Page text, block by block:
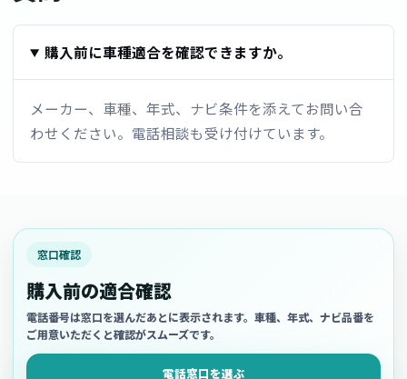
購入前に車種適合を確認できますか。
メーカー、車種、年式、ナビ条件を添えてお問い合
わせください。電話相談も受け付けています。
窓口確認
購入前の適合確認
電話番号は窓口を選んだあとに表示されます。車種、年式、ナビ品番を
ご用意いただくと確認がスムーズです。
電話窓口を選ぶ